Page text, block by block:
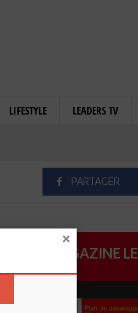
LIFESTYLE LEADERS TV
PARTAGER
MAGAZINE